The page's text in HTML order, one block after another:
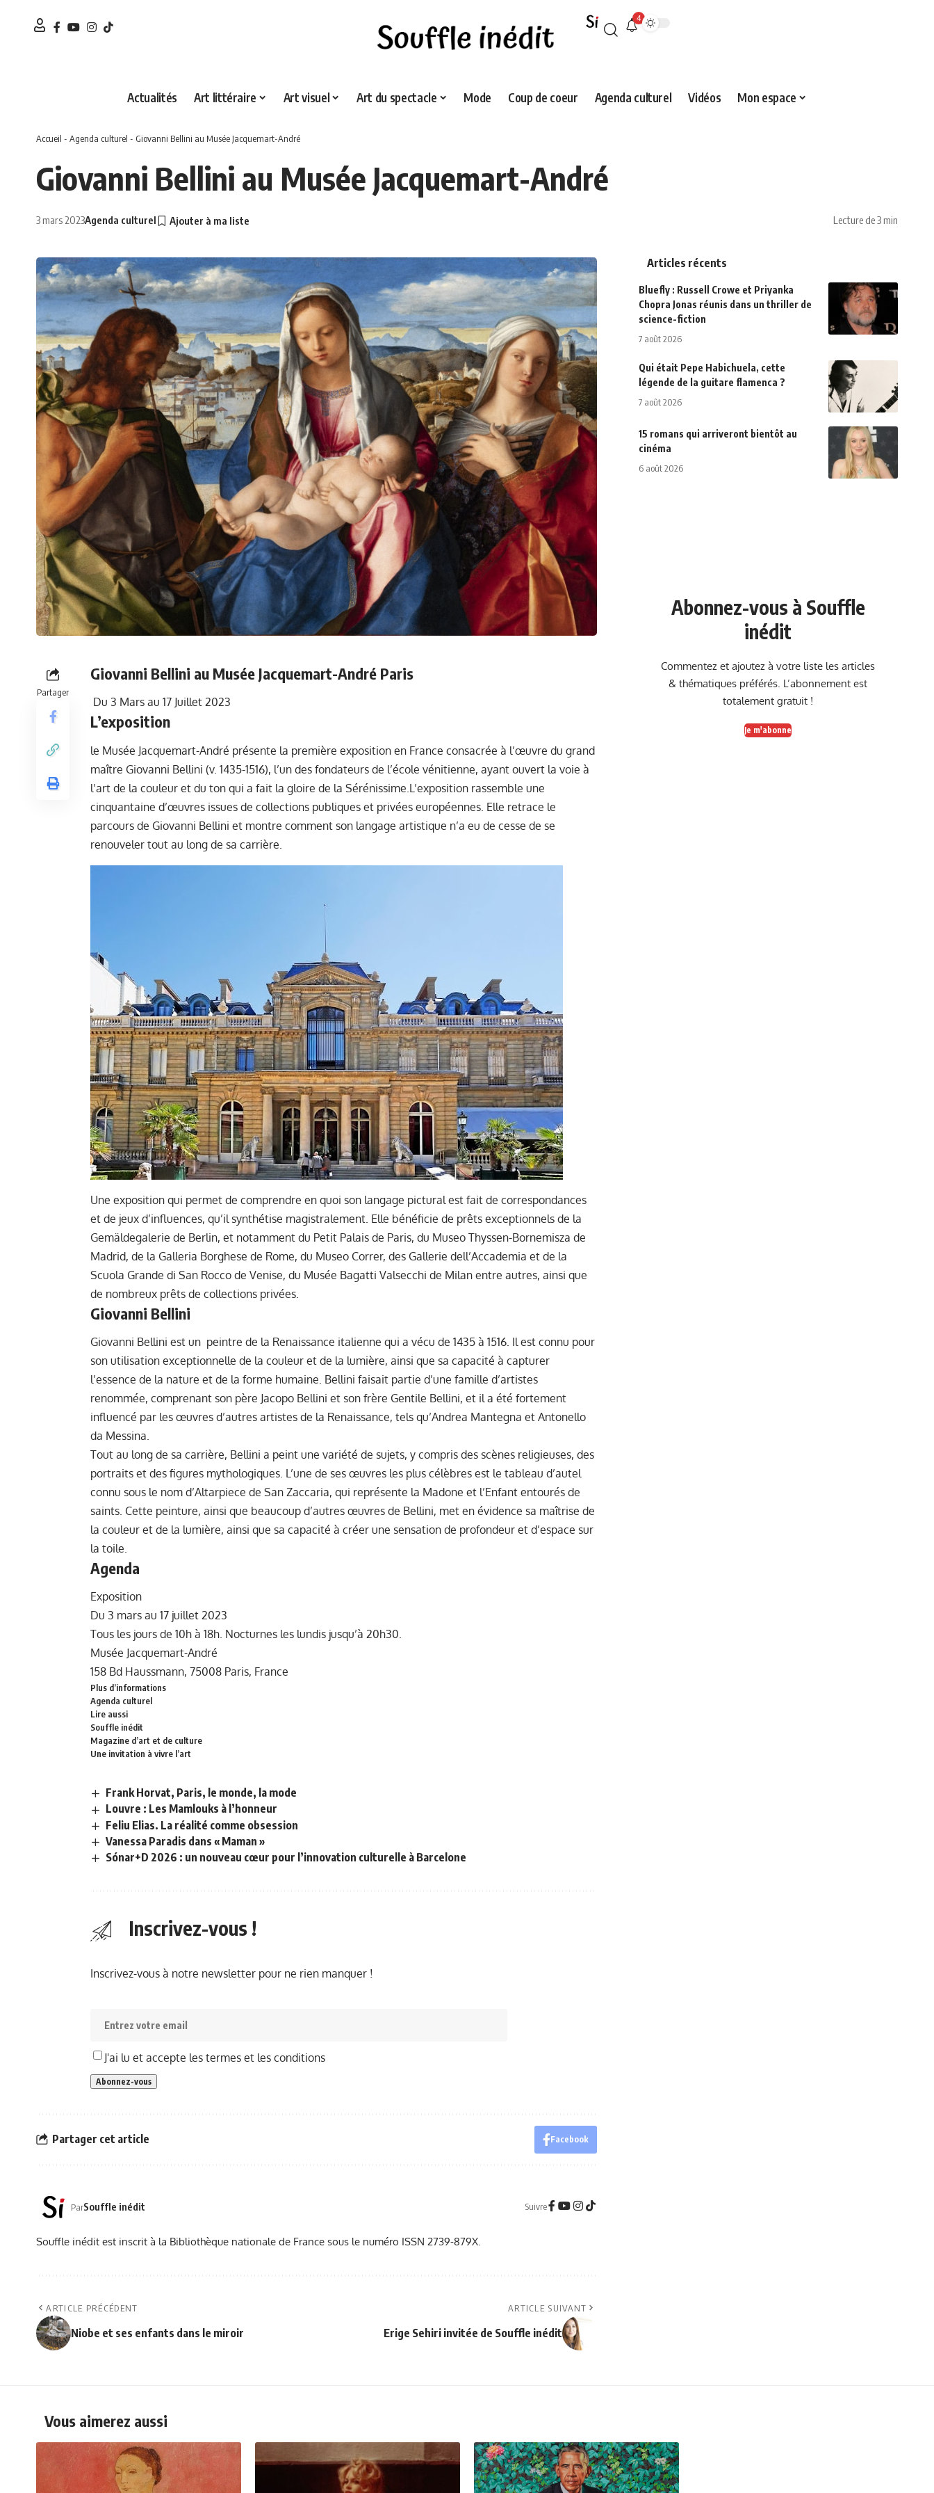
4
Actualités Art littéraire Art visuel Art du spectacle Mode Coup de coeur Agenda culturel Vidéos Mon espace
Accueil - Agenda culturel - Giovanni Bellini au Musée Jacquemart-André
Giovanni Bellini au Musée Jacquemart-André
3 mars 2023Agenda culturel Lecture de 3 min
Partager
Giovanni Bellini au Musée Jacquemart-André Paris
Du 3 Mars au 17 Juillet 2023
L’exposition
le Musée Jacquemart-André présente la première exposition en France consacrée à l’œuvre du grand
maître Giovanni Bellini (v. 1435-1516), l’un des fondateurs de l’école vénitienne, ayant ouvert la voie à
l’art de la couleur et du ton qui a fait la gloire de la Sérénissime.L’exposition rassemble une
cinquantaine d’œuvres issues de collections publiques et privées européennes. Elle retrace le
parcours de Giovanni Bellini et montre comment son langage artistique n’a eu de cesse de se
renouveler tout au long de sa carrière.
Une exposition qui permet de comprendre en quoi son langage pictural est fait de correspondances
et de jeux d’influences, qu’il synthétise magistralement. Elle bénéficie de prêts exceptionnels de la
Gemäldegalerie de Berlin, et notamment du Petit Palais de Paris, du Museo Thyssen-Bornemisza de
Madrid, de la Galleria Borghese de Rome, du Museo Correr, des Gallerie dell’Accademia et de la
Scuola Grande di San Rocco de Venise, du Musée Bagatti Valsecchi de Milan entre autres, ainsi que
de nombreux prêts de collections privées.
Giovanni Bellini
Giovanni Bellini est un peintre de la Renaissance italienne qui a vécu de 1435 à 1516. Il est connu pour
son utilisation exceptionnelle de la couleur et de la lumière, ainsi que sa capacité à capturer
l’essence de la nature et de la forme humaine. Bellini faisait partie d’une famille d’artistes
renommée, comprenant son père Jacopo Bellini et son frère Gentile Bellini, et il a été fortement
influencé par les œuvres d’autres artistes de la Renaissance, tels qu’Andrea Mantegna et Antonello
da Messina.
Tout au long de sa carrière, Bellini a peint une variété de sujets, y compris des scènes religieuses, des
portraits et des figures mythologiques. L’une de ses œuvres les plus célèbres est le tableau d’autel
connu sous le nom d’Altarpiece de San Zaccaria, qui représente la Madone et l’Enfant entourés de
saints. Cette peinture, ainsi que beaucoup d’autres œuvres de Bellini, met en évidence sa maîtrise de
la couleur et de la lumière, ainsi que sa capacité à créer une sensation de profondeur et d’espace sur
la toile.
Agenda
Exposition
Du 3 mars au 17 juillet 2023
Tous les jours de 10h à 18h. Nocturnes les lundis jusqu’à 20h30.
Musée Jacquemart-André
158 Bd Haussmann, 75008 Paris, France
Plus d’informations
Agenda culturel
Lire aussi
Souffle inédit
Magazine d’art et de culture
Une invitation à vivre l’art
Frank Horvat, Paris, le monde, la mode
Louvre : Les Mamlouks à l’honneur
Feliu Elias. La réalité comme obsession
Vanessa Paradis dans « Maman »
Sónar+D 2026 : un nouveau cœur pour l’innovation culturelle à Barcelone
Inscrivez-vous !
Inscrivez-vous à notre newsletter pour ne rien manquer !
J'ai lu et accepte les termes et les conditions
Partager cet article Facebook
ParSouffle inédit Suivre
Souffle inédit est inscrit à la Bibliothèque nationale de France sous le numéro ISSN 2739-879X.
ARTICLE PRÉCÉDENT
Niobe et ses enfants dans le miroir
ARTICLE SUIVANT
Erige Sehiri invitée de Souffle inédit
Articles récents
Bluefly : Russell Crowe et Priyanka
Chopra Jonas réunis dans un thriller de
science-fiction
7 août 2026
Qui était Pepe Habichuela, cette
légende de la guitare flamenca ?
7 août 2026
15 romans qui arriveront bientôt au
cinéma
6 août 2026
Abonnez-vous à Souffle
inédit
Commentez et ajoutez à votre liste les articles
& thématiques préférés. L’abonnement est
totalement gratuit !
Je m'abonne
Vous aimerez aussi